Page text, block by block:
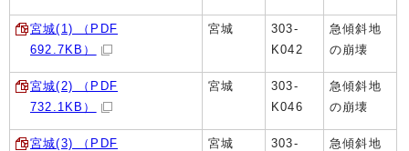
宮城(1) （PDF
692.7KB）
宮城
303-
K042
急傾斜地
の崩壊
宮城(2) （PDF
732.1KB）
宮城
303-
K046
急傾斜地
の崩壊
宮城(3) （PDF
宮城
303-
急傾斜地